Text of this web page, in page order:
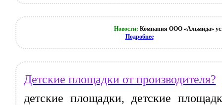
Новости: Компания ООО «Альмида»
Подробнее
Детские площадки от производителя?
детские площадки, детские